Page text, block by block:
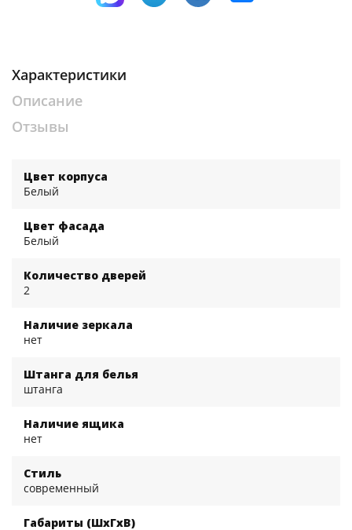
Характеристики
Описание
Отзывы
Цвет корпуса
Белый
Цвет фасада
Белый
Количество дверей
2
Наличие зеркала
нет
Штанга для белья
штанга
Наличие ящика
нет
Стиль
современный
Габариты (ШхГхВ)